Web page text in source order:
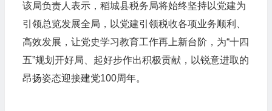
该局负责人表示，稻城县税务局将始终坚持以党建为
引领总览发展全局，以党建引领税收各项业务顺利、
高效发展，让党史学习教育工作再上新台阶，为“十四
五”规划开好局、起好步作出积极贡献，以锐意进取的
昂扬姿态迎接建党100周年。